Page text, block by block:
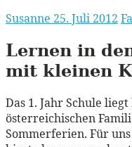
Susanne 25. Juli 2012
Lernen in
mit kleinen
Das 1. Jahr Schule
österreichischen
Sommerferien. Für